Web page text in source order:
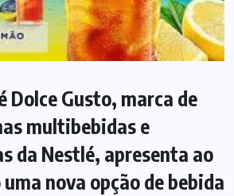
Dolce Gusto, marca de
multibebidas e
da Nestlé, apresenta ao
nova opção de bebida